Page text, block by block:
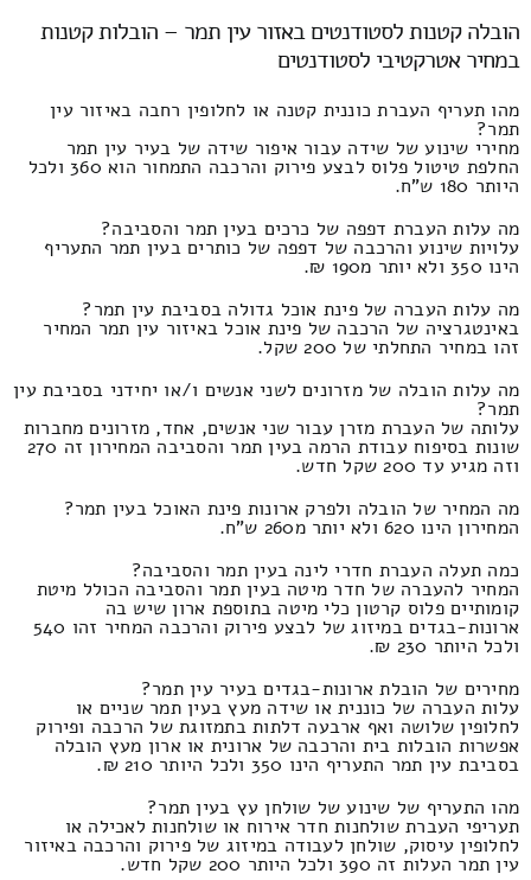
הובלה קטנות לסטודנטים באזור עין תמר – הובלות קטנות
במחיר אטרקטיבי לסטודנטים
מהו תעריף העברת כוננית קטנה או לחלופין רחבה באיזור עין
תמר?
מחירי שינוע של שידה עבור איפור שידה של בעיר עין תמר
החלפת טיטול פלוס לבצע פירוק והרכבה התמחור הוא 360 ולכל
היותר 180 ש"ח.
מה עלות העברת דפפה של כרכים בעין תמר והסביבה?
עלויות שינוע והרכבה של דפפה של כותרים בעין תמר התעריף
הינו 350 ולא יותר מ190 ₪.
מה עלות העברה של פינת אוכל גדולה בסביבת עין תמר?
באינטגרציה של הרכבה של פינת אוכל באיזור עין תמר המחיר
זהו במחיר התחלתי של 200 שקל.
מה עלות הובלה של מזרונים לשני אנשים ו/או יחידני בסביבת עין
תמר?
עלותה של העברת מזרן עבור שני אנשים, אחד, מזרונים מחברות
שונות בסיפוח עבודת הרמה בעין תמר והסביבה המחירון זה 270
וזה מגיע עד 200 שקל חדש.
מה המחיר של הובלה ולפרק ארונות פינת האוכל בעין תמר?
המחירון הינו 620 ולא יותר מ260 ש"ח.
כמה תעלה העברת חדרי לינה בעין תמר והסביבה?
המחיר להעברה של חדר מיטה בעין תמר והסביבה הכולל מיטת
קומותיים פלוס קרטון כלי מיטה בתוספת ארון שיש בה
ארונות-בגדים במיזוג של לבצע פירוק והרכבה המחיר זהו 540
ולכל היותר 230 ₪.
מחירים של הובלת ארונות-בגדים בעיר עין תמר?
עלות העברה של כוננית או שידה מעץ בעין תמר שניים או
לחלופין שלושה ואף ארבעה דלתות בתמזוגת של הרכבה ופירוק
אפשרות הובלות בית והרכבה של ארונית או ארון מעץ הובלה
בסביבת עין תמר התעריף הינו 350 ולכל היותר 210 ₪.
מהו התעריף של שינוע של שולחן עץ בעין תמר?
תעריפי העברת שולחנות חדר אירוח או שולחנות לאכילה או
לחלופין עיסוק, שולחן לעבודה במיזוג של פירוק והרכבה באיזור
עין תמר העלות זה 390 ולכל היותר 200 שקל חדש.